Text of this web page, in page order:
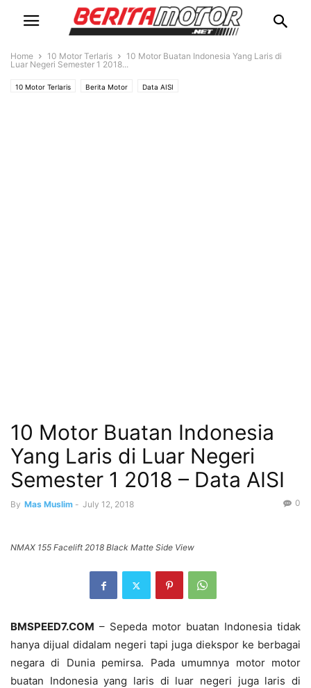
Home 10 Motor Terlaris
10 Motor Buatan Indonesia Yang Laris di
Luar Negeri Semester 1 2018...
10 Motor Terlaris Berita Motor Data AISI
10 Motor Buatan Indonesia
Yang Laris di Luar Negeri
Semester 1 2018 – Data AISI
By Mas Muslim - July 12, 2018 0
NMAX 155 Facelift 2018 Black Matte Side View
BMSPEED7.COM – Sepeda motor buatan Indonesia tidak
hanya dijual didalam negeri tapi juga diekspor ke berbagai
negara di Dunia pemirsa. Pada umumnya motor motor
buatan Indonesia yang laris di luar negeri juga laris di